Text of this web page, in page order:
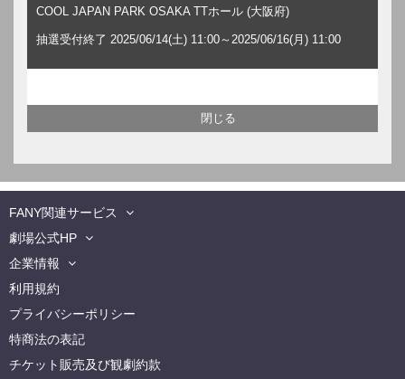
COOL JAPAN PARK OSAKA TTホール (大阪府)
抽選受付終了 2025/06/14(土) 11:00～2025/06/16(月) 11:00
FANY関連サービス
劇場公式HP
企業情報
利用規約
プライバシーポリシー
特商法の表記
チケット販売及び観劇約款